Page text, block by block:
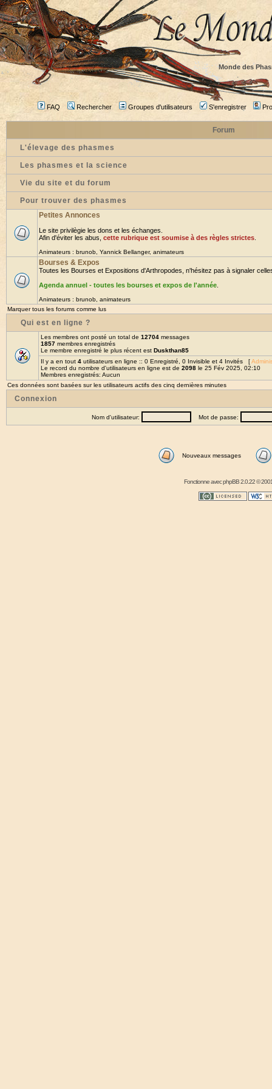
Monde des
FAQ Rechercher Groupes d'utilisateurs S'enregistrer
Forum
L'élevage des phasmes
Les phasmes et la science
Vie du site et du forum
Pour trouver des phasmes
Petites Annonces
Le site privilègie les dons et les échanges.
Afin d'éviter les abus, cette rubrique est soumise à des règles strictes
Animateurs : brunob Yannick Bellanger, animateurs
Bourses & Expos
Toutes les Bourses et Expositions d'Arthropodes, n'hésitez pas à signaler
Agenda annuel - toutes les bourses et expos de l'année
Animateurs : brunob animateurs
Marquer tous les forums comme lus
Qui est en ligne ?
Les membres ont posté un total de 12704 messages
1857 membres enregistrés
Le membre enregistré le plus récent est Duskthan85
Il y a en tout 4 utilisateurs en ligne :: 0 Enregistré, 0 Invisible et 4 Invités [
Le record du nombre d'utilisateurs en ligne est de 2098 le 25 Fév 2025, 02:10
Membres enregistrés: Aucun
Ces données sont basées sur les utilisateurs actifs des cinq dernières minutes
Connexion
Nom d'utilisateur: Mot de passe:
Nouveaux messages
Fonctionne avecphpBB2.0.22 ©